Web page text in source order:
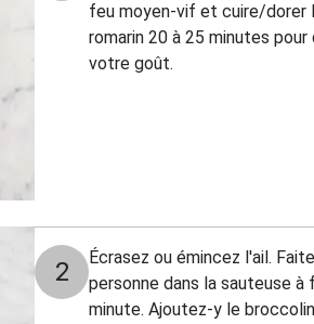
feu moyen-vif et cuire/dorer
romarin 20 à 25 minutes
votre goût.
2
Écrasez ou émincez l'ail.
personne dans la sauteuse
minute. Ajoutez-y le